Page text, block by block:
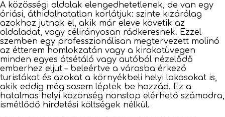
A közösségi oldalak elengedhetetlenek, de van egy
óriási, áthidalhatatlan korlátjuk: szinte kizárólag
azokhoz jutnak el, akik már eleve követik az
oldaladat, vagy célirányosan rádkeresnek. Ezzel
szemben egy professzionálisan megtervezett molinó
az étterem homlokzatán vagy a kirakatüvegen
minden egyes átsétáló vagy autóból nézelődő
emberhez eljut – beleértve a városba érkező
turistákat és azokat a környékbeli helyi lakosokat is,
akik eddig még sosem léptek be hozzád. Ez a
hatalmas helyi közönség nonstop elérhető számodra,
ismétlődő hirdetési költségek nélkül.